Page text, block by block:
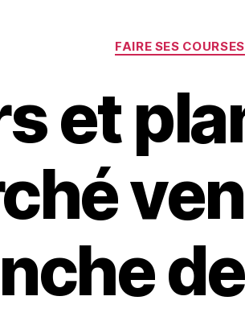
Catégories
FAIRE SES COURSES
et